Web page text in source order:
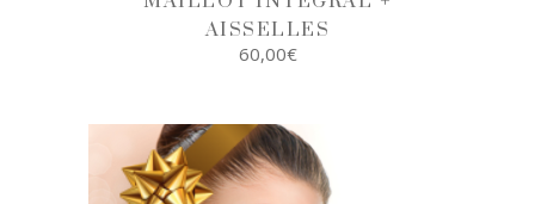
AISSELLES
60,00€
AJOUTER AU
PANIER